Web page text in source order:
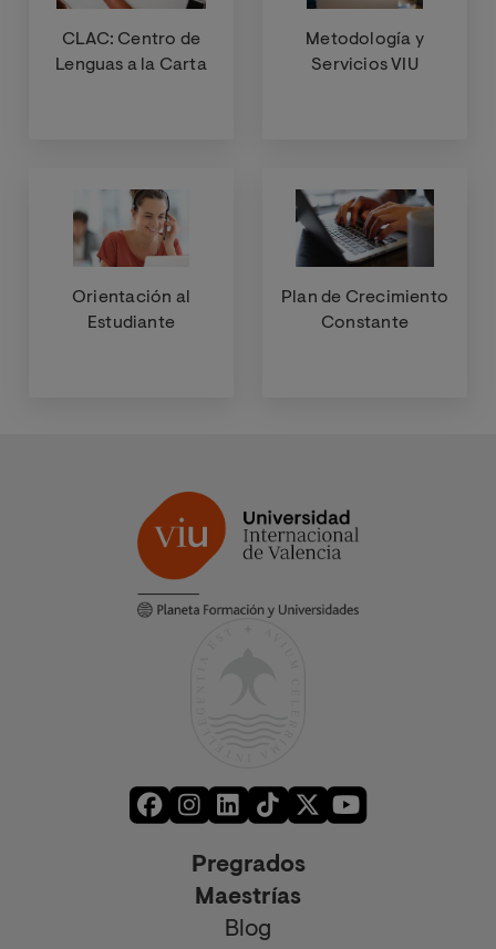
CLAC: Centro de
Lenguas a la Carta
Metodología y
Servicios VIU
Orientación al
Estudiante
Plan de Crecimiento
Constante
Pregrados
Maestrías
Blog